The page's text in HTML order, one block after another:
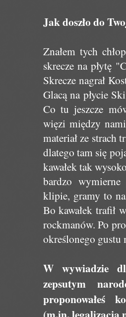
Jak doszło do
Znałem tych
skrecze na płytę
Skrecze nagrał
Glacą na płycie
Co tu jeszcze
więzi między
materiał ze strach
dlatego tam się
kawałek tak
bardzo
klipie, gramy to
Bo kawałek trafił
rockmanów. Po
określonego gustu
W wywiadzie
zepsutym
proponowałeś